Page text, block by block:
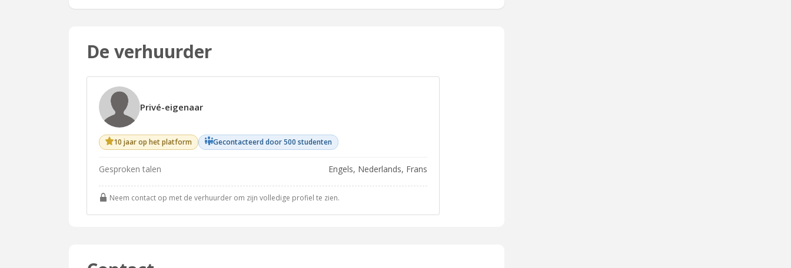
De verhuurder
Privé-eigenaar
10 jaar op het platform Gecontacteerd door 500 studenten
Gesproken talen Engels, Nederlands, Frans
Neem contact op met de verhuurder om zijn volledige profiel te zien.